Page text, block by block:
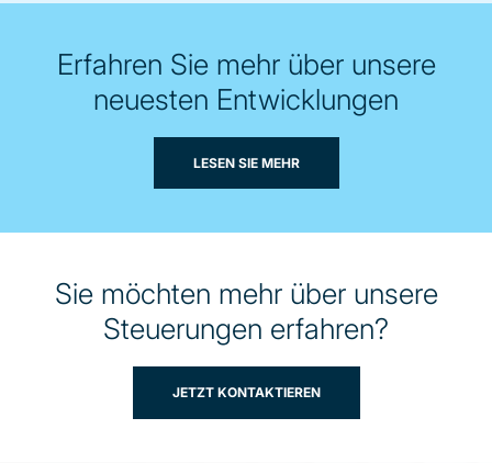
Erfahren Sie mehr über unsere
neuesten Entwicklungen
LESEN SIE MEHR
Sie möchten mehr über unsere
Steuerungen erfahren?
JETZT KONTAKTIEREN